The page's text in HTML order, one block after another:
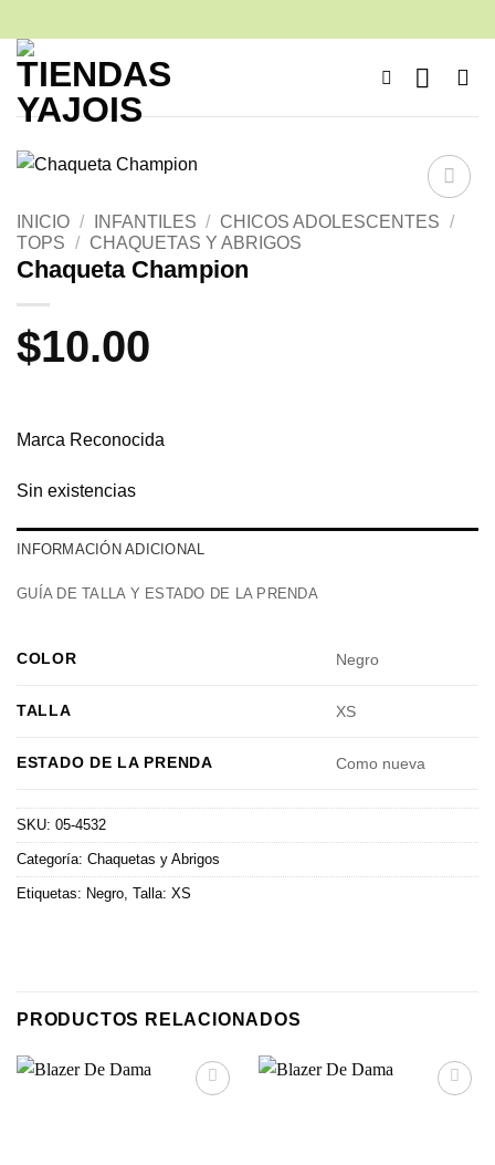
al
contenido
Añadir
INICIO / INFANTILES / CHICOS ADOLESCENTES /
TOPS / CHAQUETAS Y ABRIGOS
Chaqueta Champion
$10.00
Marca Reconocida
Sin existencias
INFORMACIÓN ADICIONAL
GUÍA DE TALLA Y ESTADO DE LA PRENDA
COLOR Negro
TALLA XS
ESTADO DE LA PRENDA Como nueva
SKU: 05-4532
Categoría: Chaquetas y Abrigos
Etiquetas: Negro Talla: XS
PRODUCTOS RELACIONADOS